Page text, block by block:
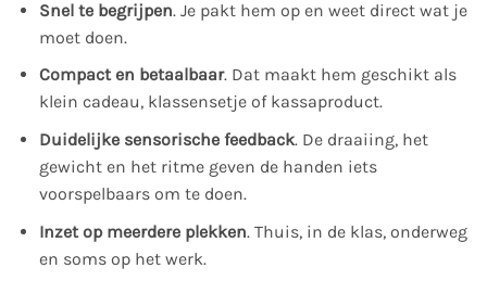
Snel te begrijpen. Je pakt hem op en weet direct wat je
moet doen.
Compact en betaalbaar. Dat maakt hem geschikt als
klein cadeau, klassensetje of kassaproduct.
Duidelijke sensorische feedback. De draaiing, het
gewicht en het ritme geven de handen iets
voorspelbaars om te doen.
Inzet op meerdere plekken. Thuis, in de klas, onderweg
en soms op het werk.